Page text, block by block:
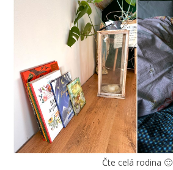
Čte celá rodina 🙂